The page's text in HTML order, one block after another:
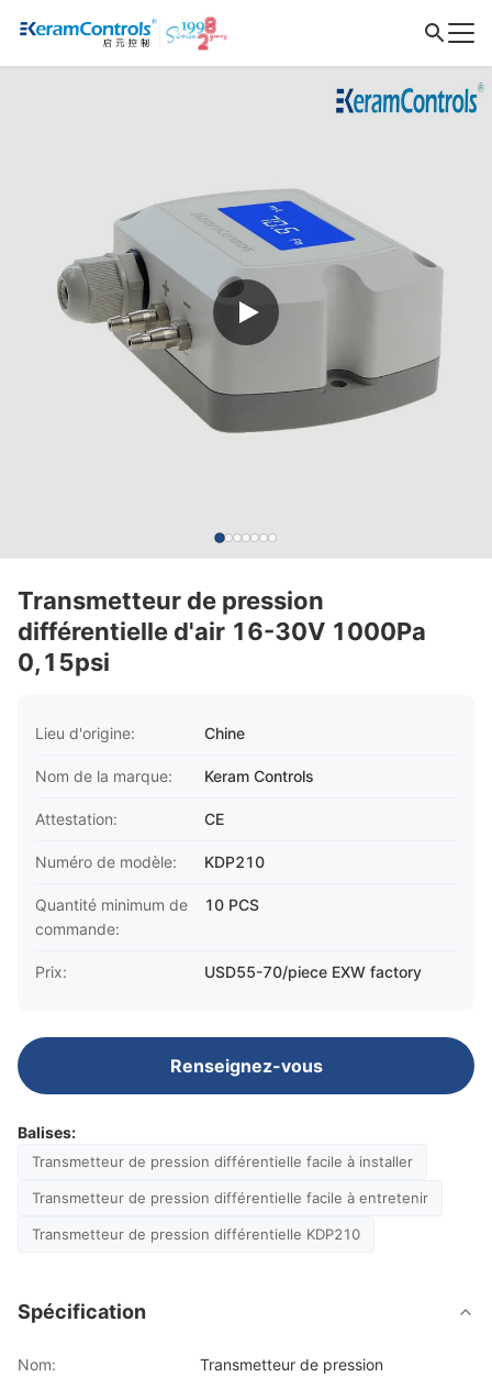
Transmetteur de pression
différentielle d'air 16-30V 1000Pa
0,15psi
Lieu d'origine: Chine
Nom de la marque: Keram Controls
Attestation: CE
Numéro de modèle: KDP210
Quantité minimum de
commande:
10 PCS
Prix: USD55-70/piece EXW factory
Renseignez-vous
Balises:
Transmetteur de pression différentielle facile à installer
Transmetteur de pression différentielle facile à entretenir
Transmetteur de pression différentielle KDP210
Spécification
Nom:
Transmetteur de pression